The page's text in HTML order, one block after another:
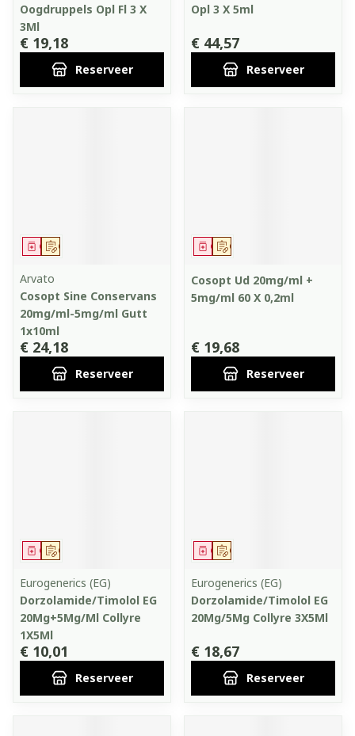
Oogdruppels Opl Fl 3 X
3Ml
€ 19,18
Reserveer
Opl 3 X 5ml
€ 44,57
Reserveer
Op voorschrift
Geneesmiddel
Arvato
Cosopt Sine Conservans
20mg/ml-5mg/ml Gutt
1x10ml
€ 24,18
Reserveer
Op voorschrift
Geneesmiddel
Cosopt Ud 20mg/ml +
5mg/ml 60 X 0,2ml
€ 19,68
Reserveer
Op voorschrift
Geneesmiddel
Eurogenerics (EG)
Dorzolamide/Timolol EG
20Mg+5Mg/Ml Collyre
1X5Ml
€ 10,01
Reserveer
Op voorschrift
Geneesmiddel
Eurogenerics (EG)
Dorzolamide/Timolol EG
20Mg/5Mg Collyre 3X5Ml
€ 18,67
Reserveer